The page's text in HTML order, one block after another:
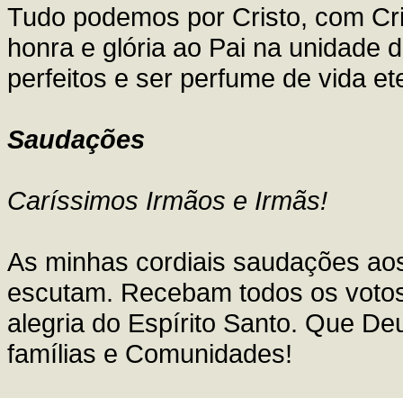
Tudo podemos por Cristo, com
honra e glória ao Pai na unidade
perfeitos e ser perfume de vida
Saudações
Caríssimos Irmãos e Irmãs!
As minhas cordiais saudações
escutam. Recebam todos os
alegria do Espírito Santo. Que
famílias e Comunidades!